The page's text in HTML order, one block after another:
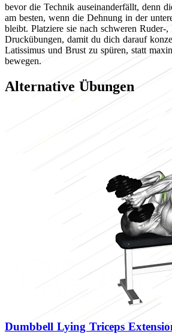
bevor die Technik auseinanderfällt, denn
am besten, wenn die Dehnung in der
bleibt. Platziere sie nach schweren Ruder-
Druckübungen, damit du dich darauf
Latissimus und Brust zu spüren, statt
bewegen.
Alternative Übungen
Dumbbell Lying Triceps